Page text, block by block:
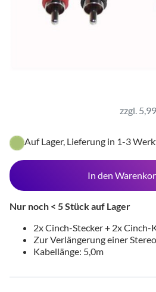
zzgl.
Auf Lager, Lieferung in 1-3
In den
Nur noch < 5 Stück auf Lager
2x Cinch-Stecker + 2x Cinch-
Zur Verlängerung einer
Kabellänge: 5,0m